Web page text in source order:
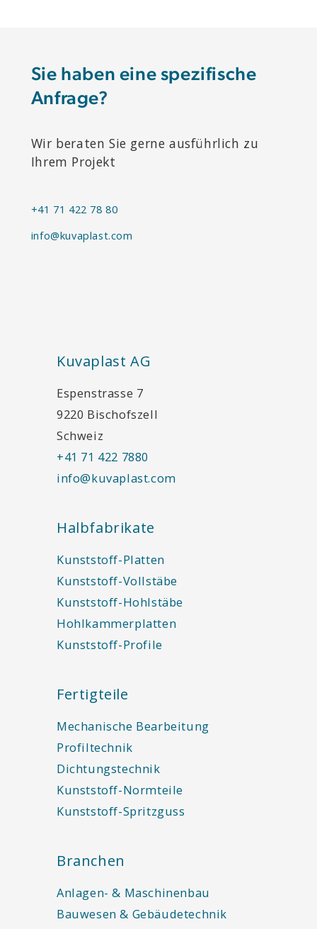
Sie haben eine spezifische
Anfrage?
Wir beraten Sie gerne ausführlich zu
Ihrem Projekt
+41 71 422 78 80
info@kuvaplast.com
Kuvaplast AG
Espenstrasse 7
9220 Bischofszell
Schweiz
+41 71 422 7880
info@kuvaplast.com
Halbfabrikate
Kunststoff-Platten
Kunststoff-Vollstäbe
Kunststoff-Hohlstäbe
Hohlkammerplatten
Kunststoff-Profile
Fertigteile
Mechanische Bearbeitung
Profiltechnik
Dichtungstechnik
Kunststoff-Normteile
Kunststoff-Spritzguss
Branchen
Anlagen- & Maschinenbau
Bauwesen & Gebäudetechnik